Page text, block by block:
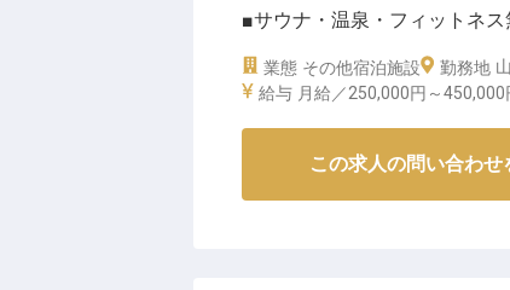
■サウナ・温泉・フィットネ
■お客様の心に残るおもてなし
「SHONAI HOTEL SUIDEN
業態 その他宿泊施設 勤務地
給与 月給／250,000円～450,000
この求人の問い合わせ